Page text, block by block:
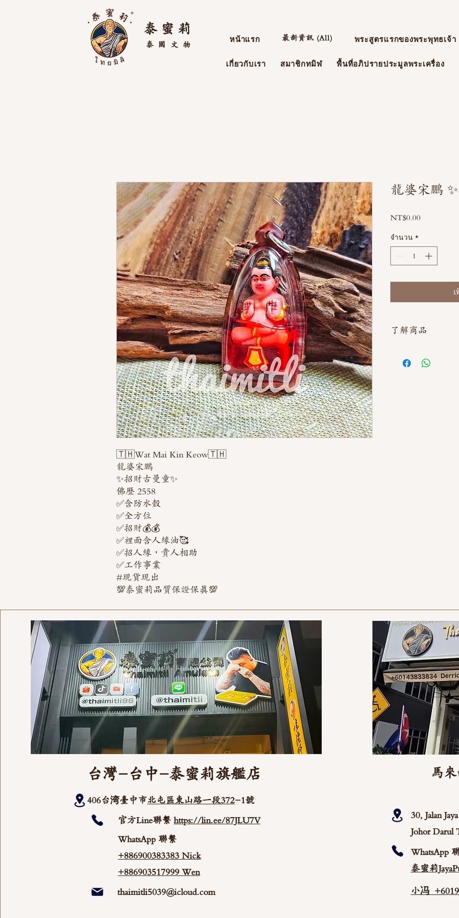
泰 蜜 莉
文物
泰國
หน้าแรก 最新資訊 (All) พระสูตรแรกของพระพุทธเจ้า
เกี่ยวกับเรา สมาชิกทมิฬ พื้นที่อภิปรายประมูลพระเครื่อง
🇹🇭Wat Mai Kin Keow🇹🇭
龍婆宋鵬
✨招財古曼童✨
佛歷 2558
✅含防水殼
✅全方位
✅招財💰💰
✅裡面含人緣油🥰
✅招人緣，貴人相助
✅工作事業
#現貨現出
💯泰蜜莉品質保證保真💯
龍婆宋鵬
NT$0.00ราคา
จำนวน *
了解商品
台灣-台中-泰蜜莉旗艦店
406台湾臺中市北屯區東山路一段372-1號
官方Line聯繫https://lin.ee/87JLU7V
WhatsApp 聯繫
+886900383383 Nick
+886903517999 Wen
thaimitli5039@icloud.com
馬
30, Jalan
Johor Darul
WhatsApp
泰蜜莉
小冯